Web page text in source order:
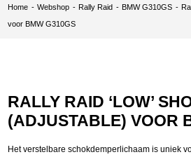
Home - Webshop - Rally Raid - BMW G310GS -
voor BMW G310GS
RALLY RAID ‘LOW’
(ADJUSTABLE) VOOR
Het verstelbare schokdemperlichaam is uniek